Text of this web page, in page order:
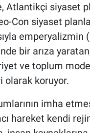
Atlantikçi siyaset
Con siyaset
emperyalizmin
bir arıza
ve toplum
olarak koruyor.
imha
hareket kendi